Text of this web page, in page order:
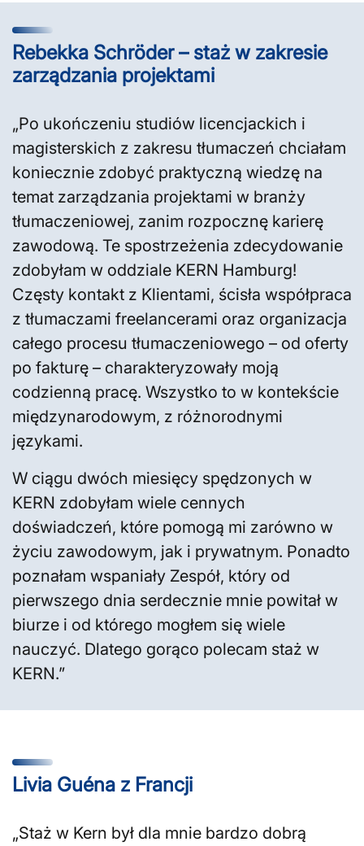
Rebekka Schröder – staż w zakresie
zarządzania projektami
„Po ukończeniu studiów licencjackich i
magisterskich z zakresu tłumaczeń chciałam
koniecznie zdobyć praktyczną wiedzę na
temat zarządzania projektami w branży
tłumaczeniowej, zanim rozpocznę karierę
zawodową. Te spostrzeżenia zdecydowanie
zdobyłam w oddziale KERN Hamburg!
Częsty kontakt z Klientami, ścisła współpraca
z tłumaczami freelancerami oraz organizacja
całego procesu tłumaczeniowego – od oferty
po fakturę – charakteryzowały moją
codzienną pracę. Wszystko to w kontekście
międzynarodowym, z różnorodnymi
językami.
W ciągu dwóch miesięcy spędzonych w
KERN zdobyłam wiele cennych
doświadczeń, które pomogą mi zarówno w
życiu zawodowym, jak i prywatnym. Ponadto
poznałam wspaniały Zespół, który od
pierwszego dnia serdecznie mnie powitał w
biurze i od którego mogłem się wiele
nauczyć. Dlatego gorąco polecam staż w
KERN.”
Livia Guéna z Francji
„Staż w Kern był dla mnie bardzo dobrą